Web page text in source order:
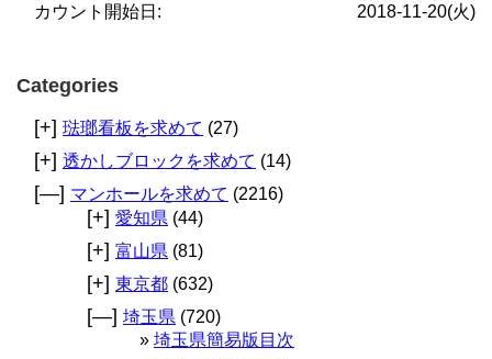
2018-11-20(火)
カウント開始日:
Categories
[+] 琺瑯看板を求めて (27)
[+] 透かしブロックを求めて (14)
[—] マンホールを求めて (2216)
[+] 愛知県 (44)
[+] 富山県 (81)
[+] 東京都 (632)
[—] 埼玉県 (720)
埼玉県簡易版目次